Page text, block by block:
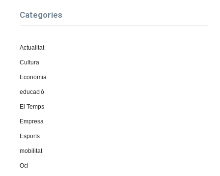
Categories
Actualitat
Cultura
Economia
educació
El Temps
Empresa
Esports
mobilitat
Oci